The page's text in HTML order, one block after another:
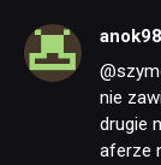
anok98
nie
drugie
aferze